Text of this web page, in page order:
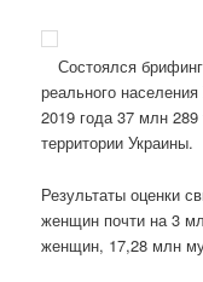
Состоялся
реального
2019 года 37 млн
территории Украины.
Результаты оценки
женщин почти на 3
женщин, 17,28 млн